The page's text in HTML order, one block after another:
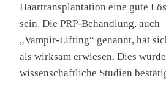
Haartransplantation eine gute
sein. Die PRP-Behandlung, auch
„Vampir-Lifting“ genannt, hat
als wirksam erwiesen. Dies
wissenschaftliche Studien